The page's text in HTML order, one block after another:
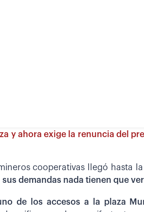
y ahora exige la renuncia del
cooperativas llegó hasta
sus demandas nada tienen que
de los accesos a la plaza